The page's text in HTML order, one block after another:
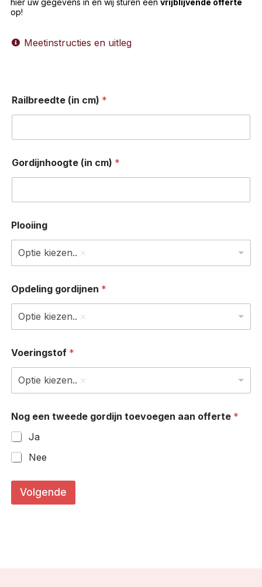
hier uw gegevens in en wij sturen een vrijblijvende offerte
op!
Meetinstructies en uitleg
Railbreedte (in cm) *
Gordijnhoogte (in cm) *
Plooiing
Optie kiezen..
Opdeling gordijnen *
Optie kiezen..
Voeringstof *
Optie kiezen..
Nog een tweede gordijn toevoegen aan offerte *
Ja
Nee
Volgende